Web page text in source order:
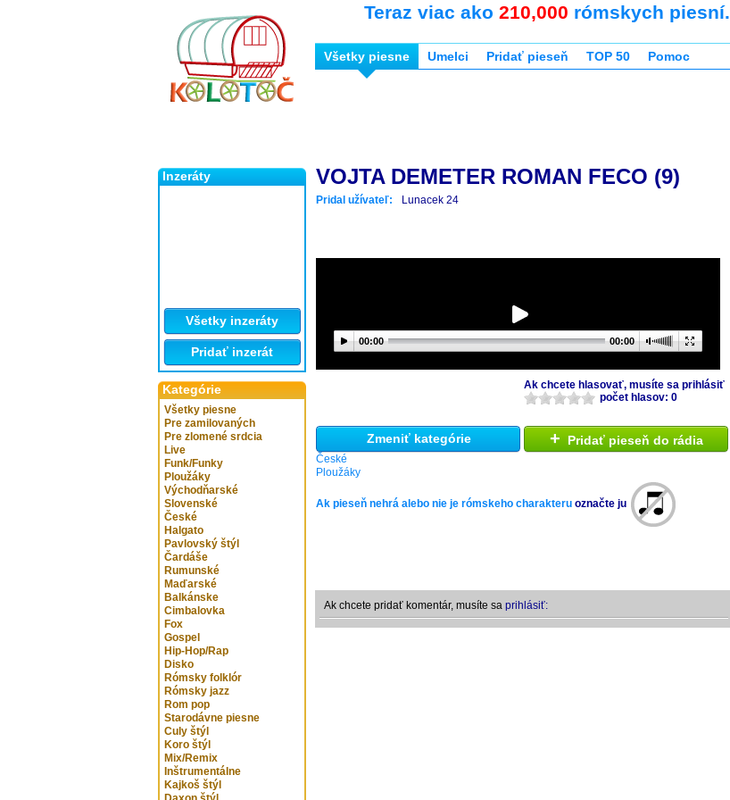
Inzeráty
Všetky inzeráty
Pridať inzerát
Kategórie
Všetky piesne
Pre zamilovaných
Pre zlomené srdcia
Live
Funk/Funky
Ploužáky
Východňarské
Slovenské
České
Halgato
Pavlovský štýl
Čardáše
Rumunské
Maďarské
Balkánske
Cimbalovka
Fox
Gospel
Hip-Hop/Rap
Disko
Rómsky folklór
Rómsky jazz
Rom pop
Starodávne piesne
Culy štýl
Koro štýl
Mix/Remix
Inštrumentálne
Kajkoš štýl
Teraz viac ako 210,000 rómskych piesní.
Všetky piesne Umelci Pridať pieseň TOP 50 Pomoc
VOJTA DEMETER ROMAN FECO (9)
Pridal užívateľ: Lunacek 24
00:00 00:00
Ak chcete hlasovať, musíte sa prihlásiť
počet hlasov: 0
Zmeniť kategórie
České
Ploužáky
+ Pridať pieseň do rádia
Ak pieseň nehrá alebo nie je rómskeho charakteru označte ju
Ak chcete pridať komentár, musíte sa prihlásiť: